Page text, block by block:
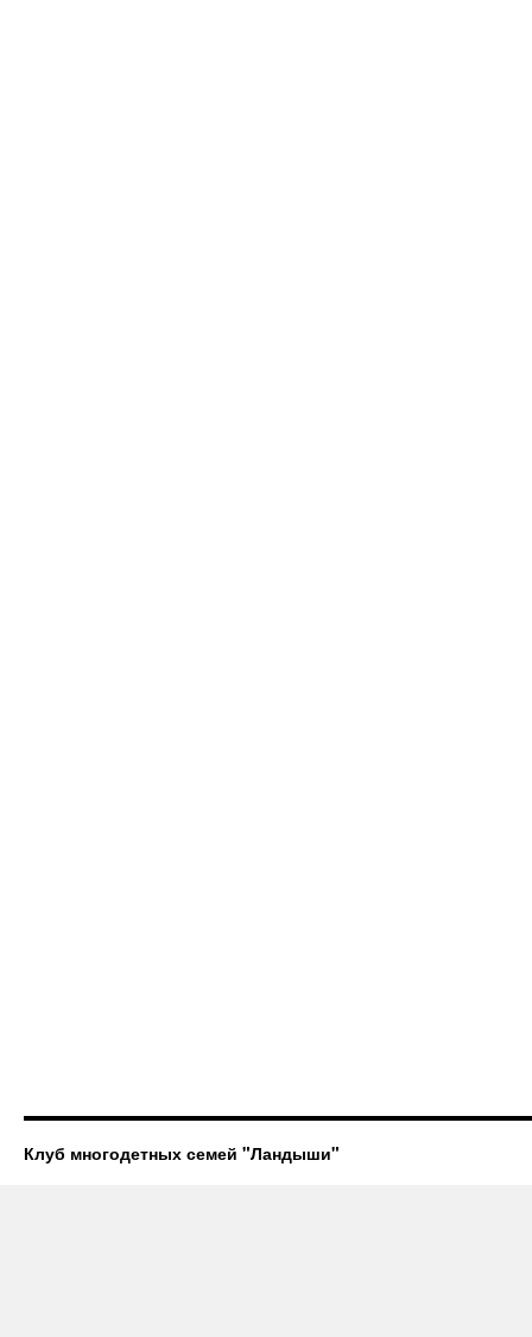
Клуб многодетных семей "Ландыши"